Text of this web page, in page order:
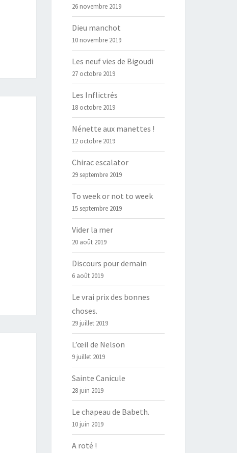
26 novembre 2019
Dieu manchot
10 novembre 2019
Les neuf vies de Bigoudi
27 octobre 2019
Les Inflictrés
18 octobre 2019
Nénette aux manettes !
12 octobre 2019
Chirac escalator
29 septembre 2019
To week or not to week
15 septembre 2019
Vider la mer
20 août 2019
Discours pour demain
6 août 2019
Le vrai prix des bonnes
choses.
29 juillet 2019
L’œil de Nelson
9 juillet 2019
Sainte Canicule
28 juin 2019
Le chapeau de Babeth.
10 juin 2019
A roté !